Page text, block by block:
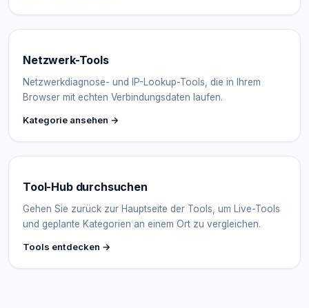
Netzwerk-Tools
Netzwerkdiagnose- und IP-Lookup-Tools, die in Ihrem
Browser mit echten Verbindungsdaten laufen.
Kategorie ansehen →
Tool-Hub durchsuchen
Gehen Sie zurück zur Hauptseite der Tools, um Live-Tools
und geplante Kategorien an einem Ort zu vergleichen.
Tools entdecken →